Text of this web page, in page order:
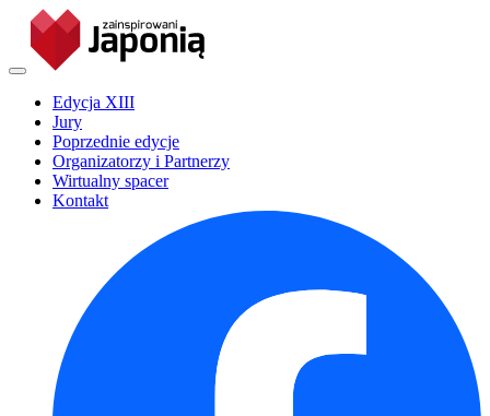
Edycja XIII
Jury
Poprzednie edycje
Organizatorzy i Partnerzy
Wirtualny spacer
Kontakt